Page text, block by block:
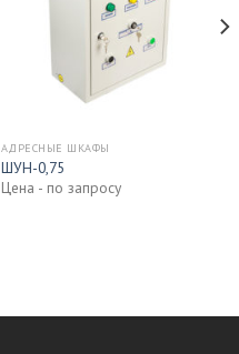
АДРЕСНЫЕ ШКАФЫ
ШУН-0,75
Цена - по запросу